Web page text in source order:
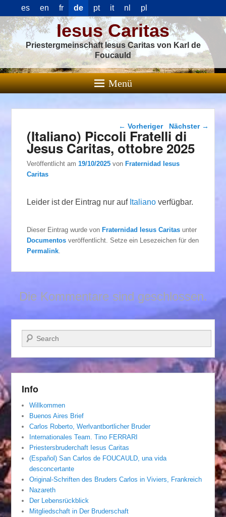
es en fr de pt it nl pl
Iesus Caritas
Priestergmeinschaft Iesus Caritas von Karl de
Foucauld
Menü
Beitragsnavigation
← Vorheriger Nächster →
(Italiano) Piccoli Fratelli di
Jesus Caritas, ottobre 2025
Veröffentlicht am19/10/2025 vonFraternidad Iesus
Caritas
Leider ist der Eintrag nur auf Italiano verfügbar.
Dieser Eintrag wurde vonFraternidad Iesus Caritas unter
Documentos veröffentlicht. Setze ein Lesezeichen für den
Permalink
Die Kommentare sind geschlossen.
Suchen
Info
Willkommen
Buenos Aires Brief
Carlos Roberto, Werlvantbortlicher Bruder
Internationales Team. Tino FERRARI
Priestersbruderchaft Iesus Caritas
(Español) San Carlos de FOUCAULD, una vida
desconcertante
Original-Schriften des Bruders Carlos in Viviers, Frankreich
Nazareth
Der Lebensrückblick
Mitgliedschaft in Der Bruderschaft